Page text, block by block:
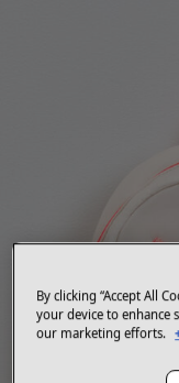
By clicking “Accept All
your device to enhance
our marketing efforts.